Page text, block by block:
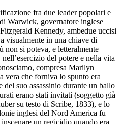
fra due leader popolari e
Warwick, governatore inglese
Kennedy, ambedue uccisi
visualmente in una chiave di
non si poteva, e letteralmente
del potere e nella vita
compresa Marilyn
vera che forniva lo spunto era
suo assassinio durante un ballo
erano stati invitati (soggetto già
su testo di Scribe, 1833), e lo
inglesi del Nord America fu
un regicidio quando era